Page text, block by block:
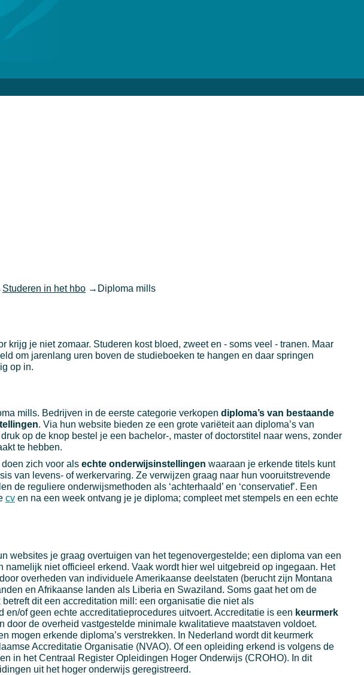
krijg je niet zomaar. Studeren kost bloed, zweet en - soms veel - tranen. Maar
om jarenlang uren boven de studieboeken te hangen en daar springen
op in.
mills. Bedrijven in de eerste categorie verkopen diploma’s van bestaande
. Via hun website bieden ze een grote variëteit aan diploma’s van
op de knop bestel je een bachelor-, master of doctorstitel naar wens, zonder
te hebben.
zich voor als echte onderwijsinstellingen waaraan je erkende titels kunt
van levens- of werkervaring. Ze verwijzen graag naar hun vooruitstrevende
de reguliere onderwijsmethoden als ‘achterhaald’ en ‘conservatief’. Een
cv en na een week ontvang je je diploma; compleet met stempels en een echte
websites je graag overtuigen van het tegenovergestelde; een diploma van een
namelijk niet officieel erkend. Vaak wordt hier wel uitgebreid op ingegaan. Het
overheden van individuele Amerikaanse deelstaten (berucht zijn Montana
en Afrikaanse landen als Liberia en Swaziland. Soms gaat het om de
betreft dit een accreditation mill: een organisatie die niet als
en/of geen echte accreditatieprocedures uitvoert. Accreditatie is een keurmerk
door de overheid vastgestelde minimale kwalitatieve maatstaven voldoet.
mogen erkende diploma’s verstrekken. In Nederland wordt dit keurmerk
Accreditatie Organisatie (NVAO). Of een opleiding erkend is volgens de
in het Centraal Register Opleidingen Hoger Onderwijs (CROHO). In dit
uit het hoger onderwijs geregistreerd.
Studeren in het hbo → Diploma mills